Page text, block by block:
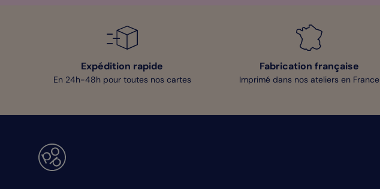
Expédition rapide
En 24h-48h pour toutes nos cartes
Fabrication française
Imprimé dans nos ateliers en France